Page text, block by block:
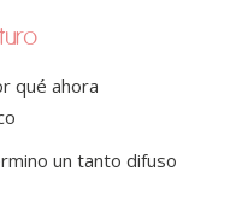
qué ahora
un tanto difuso